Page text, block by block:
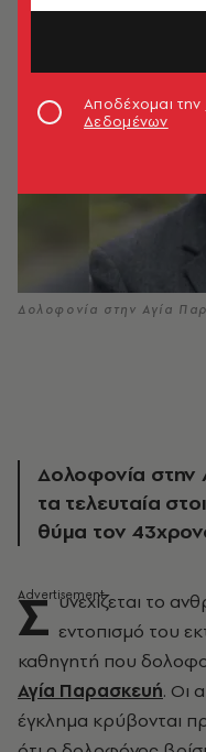
Δολοφονία στην Αγία
Δολοφονία στην
τα τελευταία
θύμα τον
Σ υνεχίζεται το
εντοπισμό του
καθηγητή που
Αγία Παρασκευή. Οι
έγκλημα κρύβονται
Αποδέχομαι την
Δεδομένων